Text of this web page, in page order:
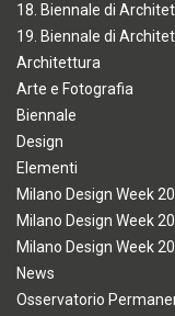
18. Biennale di
19. Biennale di
Architettura
Arte e Fotografia
Biennale
Design
Elementi
Milano Design Week
Milano Design Week
Milano Design Week
News
Osservatorio